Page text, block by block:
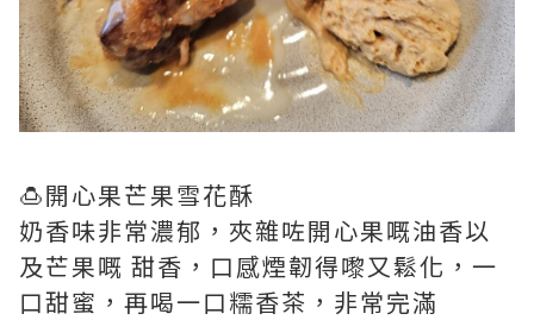
🍮開心果芒果雪花酥
奶香味非常濃郁，夾雜咗開心果嘅油香以
及芒果嘅 甜香，口感煙韌得嚟又鬆化，一
口甜蜜，再喝一口糯香茶，非常完滿